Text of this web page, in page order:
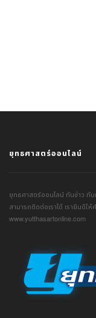
ยุทธศาสตร์ออนไลน์
ยุทธศาสตร์ออนไลน์ ทันข่าว ทั
สามารถติดต่อเราได้ เรายินดีใ
www.yutthasartonline.com